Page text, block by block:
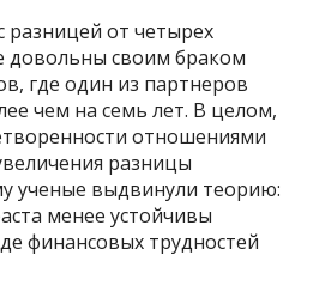
разницей от четырех
довольны своим браком
где один из партнеров
чем на семь лет. В целом,
отношениями
разницы
ученые выдвинули теорию:
менее устойчивы
финансовых трудностей